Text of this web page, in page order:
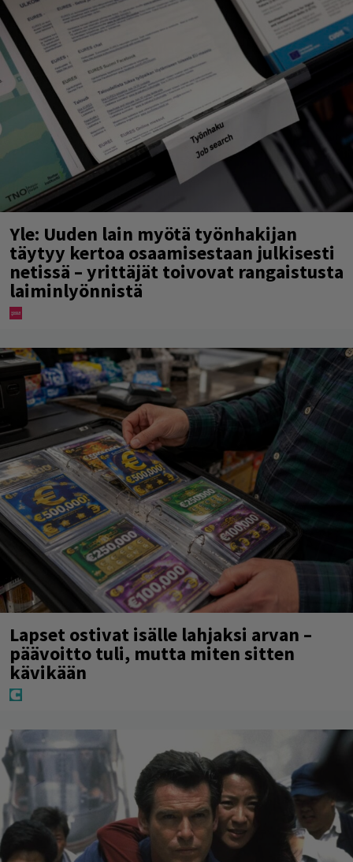
Yle: Uuden lain myötä työnhakijan
täytyy kertoa osaamisestaan julkisesti
netissä – yrittäjät toivovat rangaistusta
laiminlyönnistä
Lapset ostivat isälle lahjaksi arvan –
päävoitto tuli, mutta miten sitten
kävikään